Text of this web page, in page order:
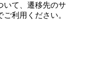
て、遷移先のサ
利用ください。